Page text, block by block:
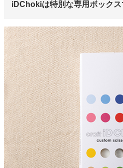
iDChokiは特別な専用ボック